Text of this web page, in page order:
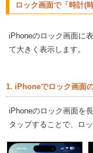
ロック画面で「時計(
iPhoneのロック画面に
て大きく表示します。
1. iPhoneでロック画面
iPhoneのロック画面を
タップすることで、ロ